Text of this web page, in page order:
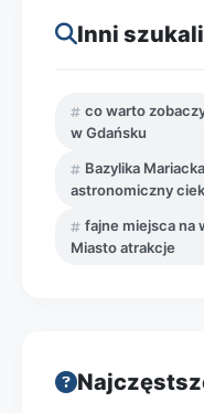
Inni
co warto
w Gdańsku
Bazylika
astronomiczny
fajne miejsca na
Miasto atrakcje